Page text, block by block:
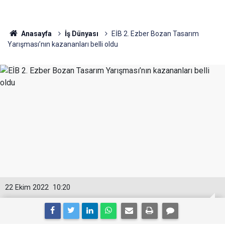
Anasayfa İş Dünyası
EİB 2. Ezber Bozan Tasarım
Yarışması’nın kazananları belli oldu
10:20
22 Ekim 2022